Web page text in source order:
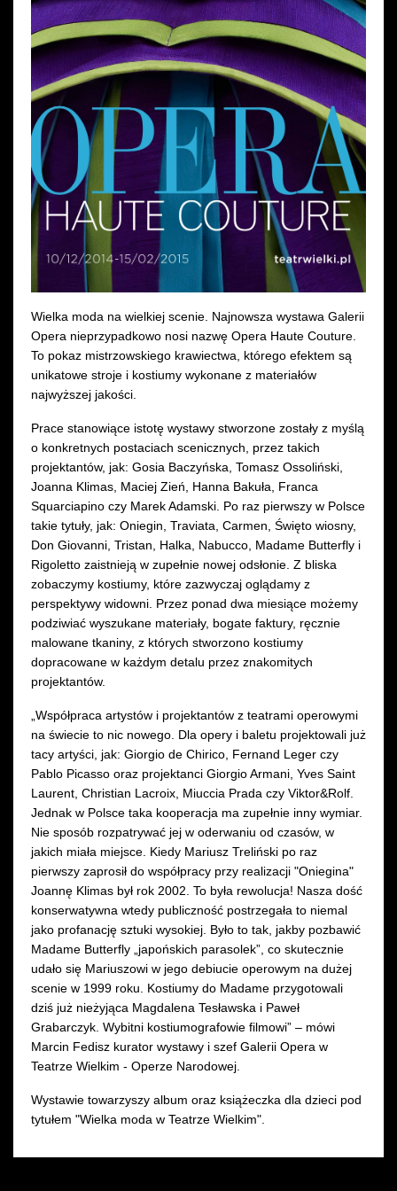
Wynajem kostiumów
Wynajem rekwizytów
Fundusze unijne
Dotacje celowe
Wielka moda na wielkiej scenie. Najnowsza wystawa Galerii
Opera nieprzypadkowo nosi nazwę Opera Haute Couture.
To pokaz mistrzowskiego krawiectwa, którego efektem są
unikatowe stroje i kostiumy wykonane z materiałów
najwyższej jakości.
Prace stanowiące istotę wystawy stworzone zostały z myślą
o konkretnych postaciach scenicznych, przez takich
projektantów, jak: Gosia Baczyńska, Tomasz Ossoliński,
Joanna Klimas, Maciej Zień, Hanna Bakuła, Franca
Squarciapino czy Marek Adamski. Po raz pierwszy w Polsce
takie tytuły, jak: Oniegin, Traviata, Carmen, Święto wiosny,
Don Giovanni, Tristan, Halka, Nabucco, Madame Butterfly i
Rigoletto zaistnieją w zupełnie nowej odsłonie. Z bliska
zobaczymy kostiumy, które zazwyczaj oglądamy z
perspektywy widowni. Przez ponad dwa miesiące możemy
podziwiać wyszukane materiały, bogate faktury, ręcznie
malowane tkaniny, z których stworzono kostiumy
dopracowane w każdym detalu przez znakomitych
projektantów.
„Współpraca artystów i projektantów z teatrami operowymi
na świecie to nic nowego. Dla opery i baletu projektowali już
tacy artyści, jak: Giorgio de Chirico, Fernand Leger czy
Pablo Picasso oraz projektanci Giorgio Armani, Yves Saint
Laurent, Christian Lacroix, Miuccia Prada czy Viktor&Rolf.
Jednak w Polsce taka kooperacja ma zupełnie inny wymiar.
Nie sposób rozpatrywać jej w oderwaniu od czasów, w
jakich miała miejsce. Kiedy Mariusz Treliński po raz
pierwszy zaprosił do współpracy przy realizacji "Oniegina"
Joannę Klimas był rok 2002. To była rewolucja! Nasza dość
konserwatywna wtedy publiczność postrzegała to niemal
jako profanację sztuki wysokiej. Było to tak, jakby pozbawić
Madame Butterfly „japońskich parasolek”, co skutecznie
udało się Mariuszowi w jego debiucie operowym na dużej
scenie w 1999 roku. Kostiumy do Madame przygotowali
dziś już nieżyjąca Magdalena Tesławska i Paweł
Grabarczyk. Wybitni kostiumografowie filmowi” – mówi
Marcin Fedisz kurator wystawy i szef Galerii Opera w
Teatrze Wielkim - Operze Narodowej.
Wystawie towarzyszy album oraz książeczka dla dzieci pod
tytułem "Wielka moda w Teatrze Wielkim".